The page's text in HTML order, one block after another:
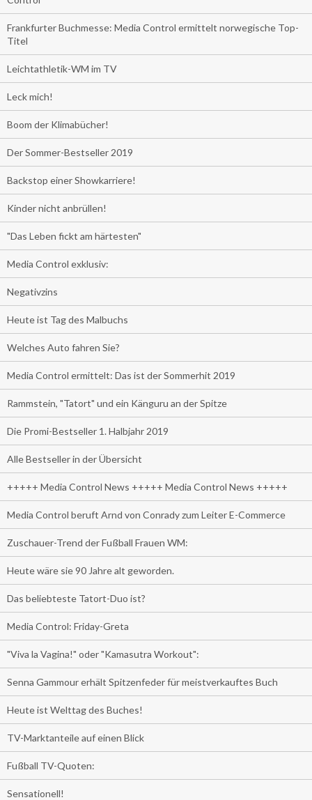
Frankfurter Buchmesse: Media Control ermittelt norwegische Top-
Titel
Leichtathletik-WM im TV
Leck mich!
Boom der Klimabücher!
Der Sommer-Bestseller 2019
Backstop einer Showkarriere!
Kinder nicht anbrüllen!
"Das Leben fickt am härtesten"
Media Control exklusiv:
Negativzins
Heute ist Tag des Malbuchs
Welches Auto fahren Sie?
Media Control ermittelt: Das ist der Sommerhit 2019
Rammstein, "Tatort" und ein Känguru an der Spitze
Die Promi-Bestseller 1. Halbjahr 2019
Alle Bestseller in der Übersicht
+++++ Media Control News +++++ Media Control News +++++
Media Control beruft Arnd von Conrady zum Leiter E-Commerce
Zuschauer-Trend der Fußball Frauen WM:
Heute wäre sie 90 Jahre alt geworden.
Das beliebteste Tatort-Duo ist?
Media Control: Friday-Greta
"Viva la Vagina!" oder "Kamasutra Workout":
Senna Gammour erhält Spitzenfeder für meistverkauftes Buch
Heute ist Welttag des Buches!
TV-Marktanteile auf einen Blick
Fußball TV-Quoten:
Sensationell!